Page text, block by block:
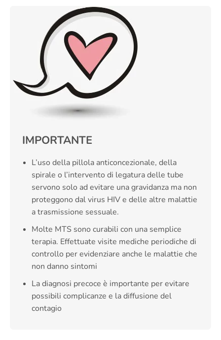
IMPORTANTE
L’uso della pillola anticoncezionale, della
spirale o l’intervento di legatura delle tube
servono solo ad evitare una gravidanza ma non
proteggono dal virus HIV e delle altre malattie
a trasmissione sessuale.
Molte MTS sono curabili con una semplice
terapia. Effettuate visite mediche periodiche di
controllo per evidenziare anche le malattie che
non danno sintomi
La diagnosi precoce è importante per evitare
possibili complicanze e la diffusione del
contagio